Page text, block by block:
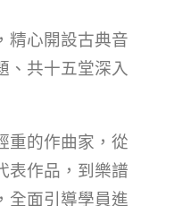
精心開設古典音
、共十五堂深入
重的作曲家，從
表作品，到樂譜
全面引導學員進